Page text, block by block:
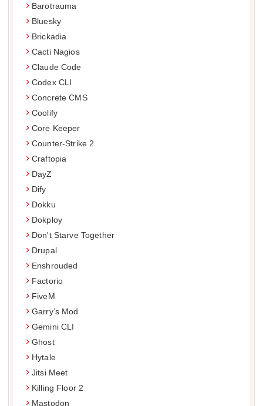
Barotrauma
Bluesky
Brickadia
Cacti Nagios
Claude Code
Codex CLI
Concrete CMS
Coolify
Core Keeper
Counter-Strike 2
Craftopia
DayZ
Dify
Dokku
Dokploy
Don't Starve Together
Drupal
Enshrouded
Factorio
FiveM
Garry’s Mod
Gemini CLI
Ghost
Hytale
Jitsi Meet
Killing Floor 2
Mastodon